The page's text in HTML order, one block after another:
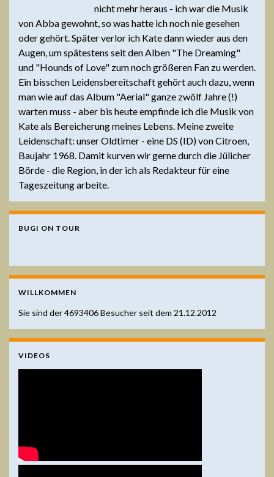
nicht mehr heraus - ich war die Musik
von Abba gewohnt, so was hatte ich noch nie gesehen
oder gehört. Später verlor ich Kate dann wieder aus den
Augen, um spätestens seit den Alben "The Dreaming"
und "Hounds of Love" zum noch größeren Fan zu werden.
Ein bisschen Leidensbereitschaft gehört auch dazu, wenn
man wie auf das Album "Aerial" ganze zwölf Jahre (!)
warten muss - aber bis heute empfinde ich die Musik von
Kate als Bereicherung meines Lebens. Meine zweite
Leidenschaft: unser Oldtimer - eine DS (ID) von Citroen,
Baujahr 1968. Damit kurven wir gerne durch die Jülicher
Börde - die Region, in der ich als Redakteur für eine
Tageszeitung arbeite.
BUGI ON TOUR
WILLKOMMEN
Sie sind der4693406Besucher seit dem 21.12.2012
VIDEOS